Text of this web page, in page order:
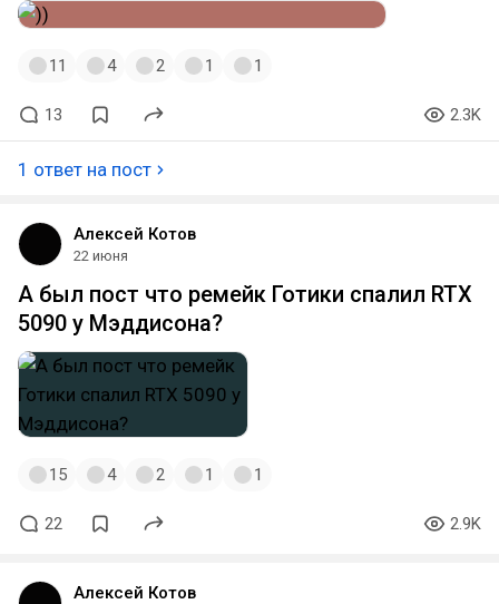
11 4 2 1 1
13 2.3K
1 ответ на пост
Алексей Котов
22 июня
А был пост что ремейк Готики спалил RTX
5090 у Мэддисона?
15 4 2 1 1
22 2.9K
Алексей Котов